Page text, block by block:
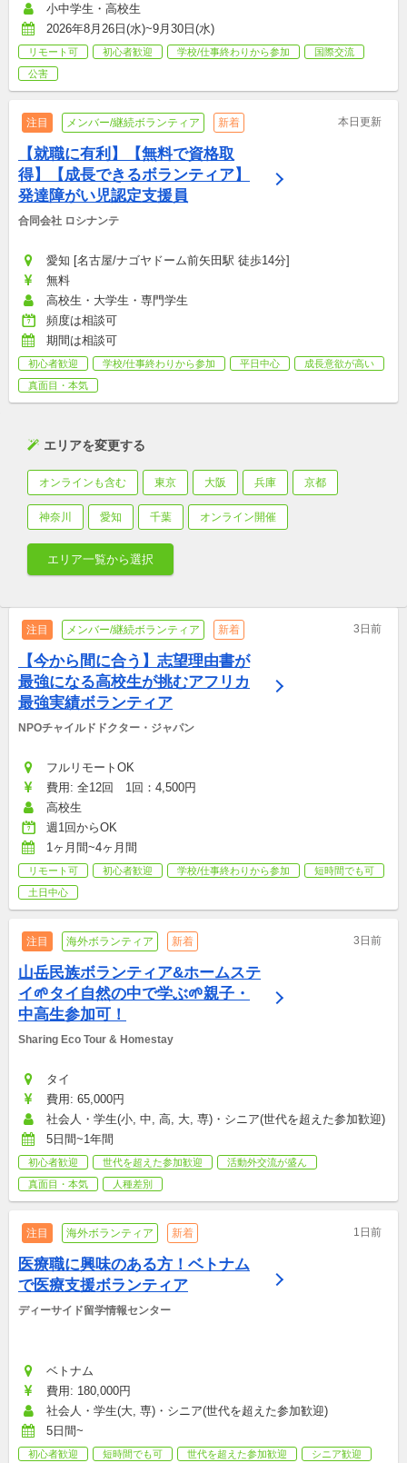
小中学生・高校生
2026年8月26日(水)~9月30日(水)
リモート可 初心者歓迎 学校/仕事終わりから参加
国際交流
公害
注目 メンバー/継続ボランティア 新着 本日更新
【就職に有利】【無料で資格取
得】【成長できるボランティア】
発達障がい児認定支援員
合同会社 ロシナンテ
愛知 [名古屋/ナゴヤドーム前矢田駅 徒歩14分]
無料
高校生・大学生・専門学生
頻度は相談可
期間は相談可
初心者歓迎 学校/仕事終わりから参加 平日中心
成長意欲が高い
真面目・本気
エリアを変更する
オンラインも含む 東京 大阪 兵庫 京都
神奈川 愛知 千葉 オンライン開催
エリア一覧から選択
注目 メンバー/継続ボランティア 新着 3日前
【今から間に合う】志望理由書が
最強になる高校生が挑むアフリカ
最強実績ボランティア
NPOチャイルドドクター・ジャパン
フルリモートOK
費用: 全12回　1回：4,500円
高校生
週1回からOK
1ヶ月間~4ヶ月間
リモート可 初心者歓迎 学校/仕事終わりから参加
短時間でも可
土日中心
注目 海外ボランティア 新着 3日前
山岳民族ボランティア&ホームステ
イ🌱タイ自然の中で学ぶ🌱親子・
中高生参加可！
Sharing Eco Tour & Homestay
タイ
費用: 65,000円
社会人・学生(小, 中, 高, 大, 専)・シニア(世代を超えた参加歓迎)
5日間~1年間
初心者歓迎 世代を超えた参加歓迎
活動外交流が盛ん
真面目・本気
人種差別
注目 海外ボランティア 新着 1日前
医療職に興味のある方！ベトナム
で医療支援ボランティア
ディーサイド留学情報センター
ベトナム
費用: 180,000円
社会人・学生(大, 専)・シニア(世代を超えた参加歓迎)
5日間~
初心者歓迎 短時間でも可 世代を超えた参加歓迎 シニア歓迎